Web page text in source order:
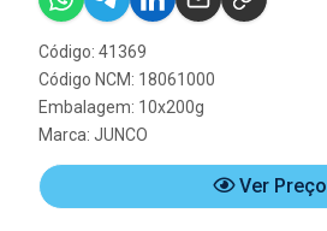
Código: 41369
Código NCM: 18061000
Embalagem: 10x200g
Marca: JUNCO
Ver Preço